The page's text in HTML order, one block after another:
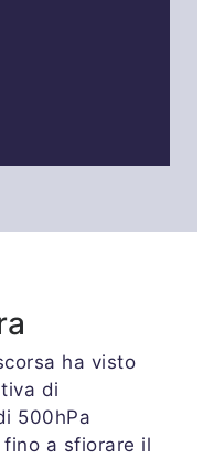
ha visto
di
500hPa
a sfiorare il